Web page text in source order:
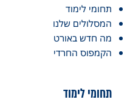
תחומי לימוד
המסלולים שלנו
מה חדש באורט
הקמפוס החרדי
תחומי לימוד